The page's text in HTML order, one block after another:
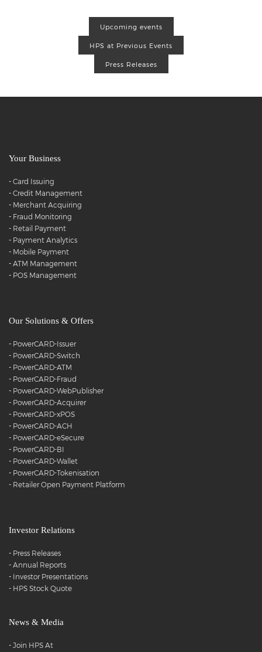
Upcoming events
HPS at Previous Events
Press Releases
Your Business
- Card Issuing
- Credit Management
- Merchant Acquiring
- Fraud Monitoring
- Retail Payment
- Payment Analytics
- Mobile Payment
- ATM Management
- POS Management
Our Solutions & Offers
- PowerCARD-Issuer
- PowerCARD-Switch
- PowerCARD-ATM
- PowerCARD-Fraud
- PowerCARD-WebPublisher
- PowerCARD-Acquirer
- PowerCARD-xPOS
- PowerCARD-ACH
- PowerCARD-eSecure
- PowerCARD-BI
- PowerCARD-Wallet
- PowerCARD-Tokenisation
- Retailer Open Payment Platform
Investor Relations
- Press Releases
- Annual Reports
- Investor Presentations
- HPS Stock Quote
News & Media
- Join HPS At